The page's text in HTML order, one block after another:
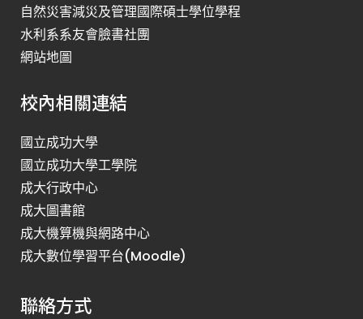
自然災害減災及管理國際碩士學位學程
水利系系友會臉書社團
網站地圖
校內相關連結
國立成功大學
國立成功大學工學院
成大行政中心
成大圖書館
成大機算機與網路中心
成大數位學習平台(Moodle)
聯絡方式